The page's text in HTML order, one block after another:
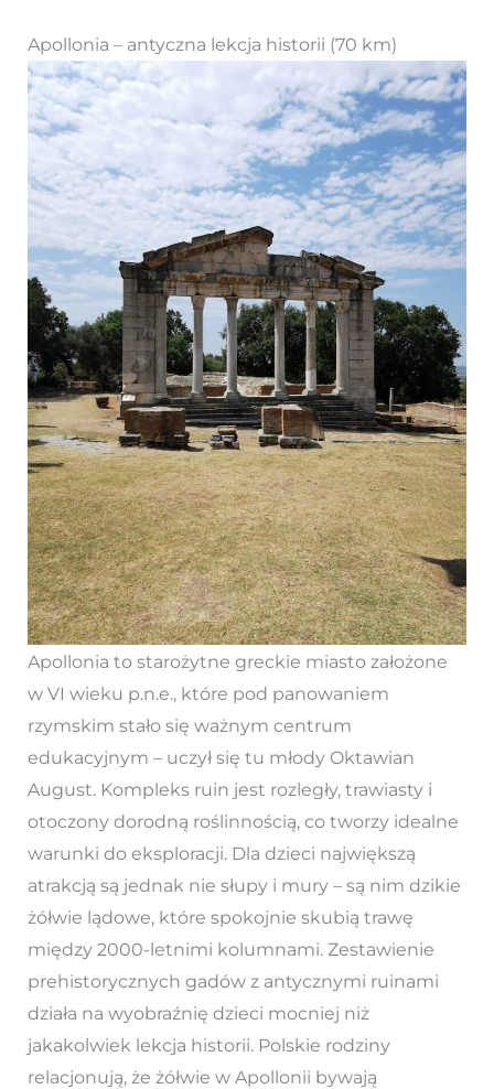
Apollonia – antyczna lekcja historii (70 km)
Apollonia to starożytne greckie miasto założone
w VI wieku p.n.e., które pod panowaniem
rzymskim stało się ważnym centrum
edukacyjnym – uczył się tu młody Oktawian
August. Kompleks ruin jest rozległy, trawiasty i
otoczony dorodną roślinnością, co tworzy idealne
warunki do eksploracji. Dla dzieci największą
atrakcją są jednak nie słupy i mury – są nim dzikie
żółwie lądowe, które spokojnie skubią trawę
między 2000-letnimi kolumnami. Zestawienie
prehistorycznych gadów z antycznymi ruinami
działa na wyobraźnię dzieci mocniej niż
jakakolwiek lekcja historii. Polskie rodziny
relacjonują, że żółwie w Apollonii bywają